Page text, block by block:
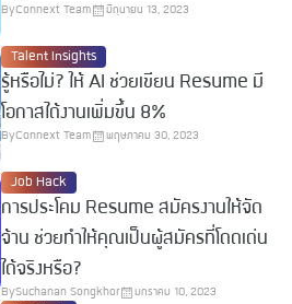
ByConnext Team มิถุนายน 13, 2023
Talent Insights
รู้หรือไม่? ให้ AI ช่วยเขียน Resume มี
โอกาสได้งานเพิ่มขึ้น 8%
ByConnext Team พฤษภาคม 30, 2023
Job Hack
การประโคม Resume สมัครงานให้จัด
จ้าน ช่วยทำให้คุณเป็นผู้สมัครที่โดดเด่น
ได้จริงหรือ?
BySuchanan Songkhor มกราคม 10, 2023